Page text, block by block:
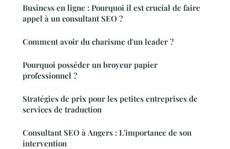
Business en ligne : Pourquoi il est crucial de faire
appel à un consultant SEO ?
Comment avoir du charisme d'un leader ?
Pourquoi posséder un broyeur papier
professionnel ?
Stratégies de prix pour les petites entreprises de
services de traduction
Consultant SEO à Angers : L'importance de son
intervention